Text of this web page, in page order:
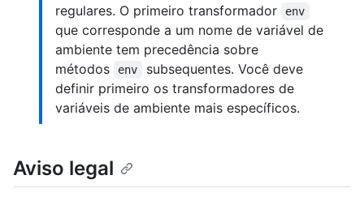
regulares. O primeiro transformador
env
que corresponde a um nome de variável de
ambiente tem precedência sobre
métodos
env
subsequentes. Você deve
definir primeiro os transformadores de
variáveis de ambiente mais específicos.
Aviso legal